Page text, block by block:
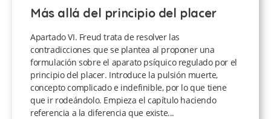
Más allá del principio del placer
Apartado VI. Freud trata de resolver las
contradicciones que se plantea al proponer una
formulación sobre el aparato psíquico regulado por el
principio del placer. Introduce la pulsión muerte,
concepto complicado e indefinible, por lo que tiene
que ir rodeándolo. Empieza el capítulo haciendo
referencia a la diferencia que existe...